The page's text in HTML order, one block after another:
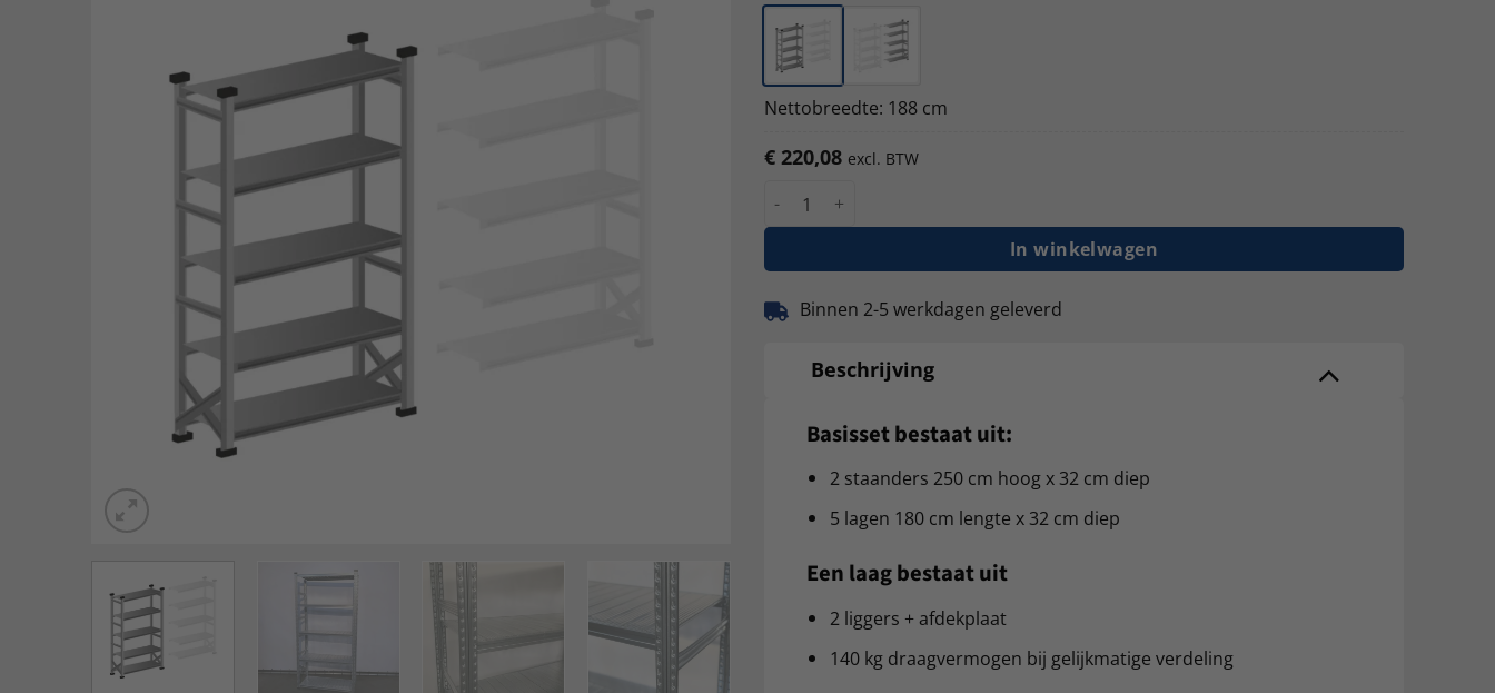
Nettobreedte: 188 cm
€ 220,08 excl. BTW
In winkelwagen
Binnen 2-5 werkdagen geleverd
Beschrijving
Basisset bestaat uit:
2 staanders 250 cm hoog x 32 cm diep
5 lagen 180 cm lengte x 32 cm diep
Een laag bestaat uit
2 liggers + afdekplaat
140 kg draagvermogen bij gelijkmatige verdeling